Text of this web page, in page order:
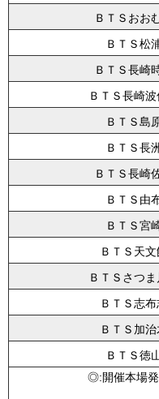
ＢＴＳおお
ＢＴＳ松
ＢＴＳ長崎
ＢＴＳ長崎波
ＢＴＳ島
ＢＴＳ長
ＢＴＳ長崎
ＢＴＳ由
ＢＴＳ宮
ＢＴＳ天
ＢＴＳさつま
ＢＴＳ志
ＢＴＳ加治
ＢＴＳ徳
◎:開催本場